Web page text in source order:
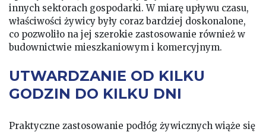
innych sektorach gospodarki. W miarę upływu czasu,
właściwości żywicy były coraz bardziej doskonalone,
co pozwoliło na jej szerokie zastosowanie również w
budownictwie mieszkaniowym i komercyjnym.
UTWARDZANIE OD KILKU
GODZIN DO KILKU DNI
Praktyczne zastosowanie podłóg żywicznych wiąże się